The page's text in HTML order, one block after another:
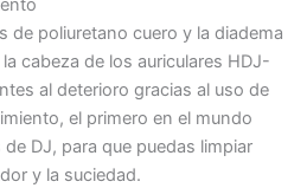
de poliuretano cuero y la diadema
cabeza de los auriculares HDJ-
al deterioro gracias al uso de
el primero en el mundo
de DJ, para que puedas limpiar
y la suciedad.